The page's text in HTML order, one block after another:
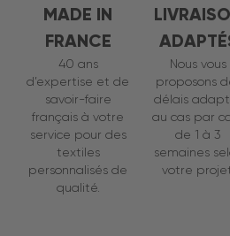
MADE IN
FRANCE
40 ans
d’expertise et de
savoir-faire
français à votre
service pour des
textiles
personnalisés de
qualité.
Nous vous
proposons
délais
au cas par
de 1 à 3
semaines
votre